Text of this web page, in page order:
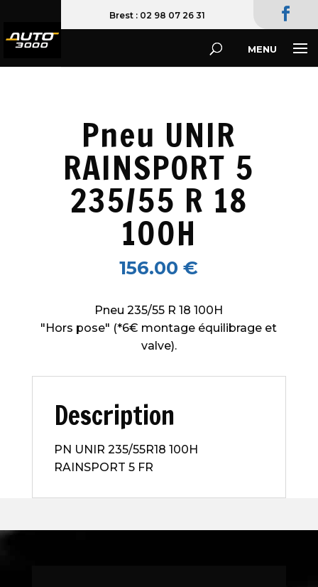
02 98 07 26 31
Pneu UNIR
RAINSPORT 5
235/55 R 18
100H
156.00€
Pneu 235/55 R 18 100H
"Hors pose" (*6€ montage équilibrage et
valve).
Description
PN UNIR 235/55R18 100H
RAINSPORT 5 FR